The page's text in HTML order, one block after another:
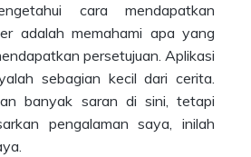
cara mendapatkan
adalah memahami apa yang
persetujuan. Aplikasi
sebagian kecil dari cerita.
banyak saran di sini, tetapi
pengalaman saya, inilah